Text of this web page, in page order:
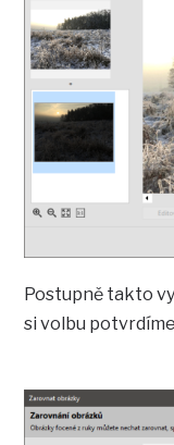
Postupně takto
si volbu